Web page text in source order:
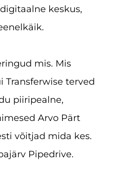
keskus,
mis. Mis
Transferwise terved
piiripealne,
Arvo Pärt
võitjad mida kes.
Pipedrive.